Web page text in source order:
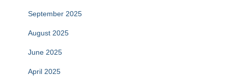
September 2025
August 2025
June 2025
April 2025